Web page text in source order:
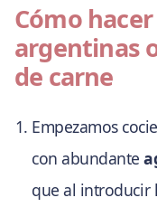
Cómo
argentinas
de carne
Empezamos
con abundante
que al introducir